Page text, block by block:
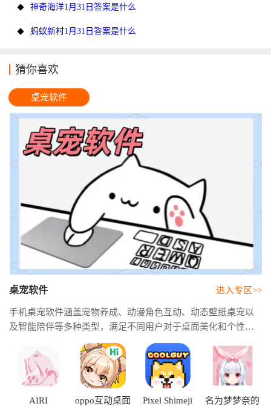
神奇海洋1月31日答案是什么
蚂蚁新村1月31日答案是什么
猜你喜欢
桌宠软件
桌宠软件
手机桌宠软件涵盖宠物养成、动漫角色互动、动态壁纸桌宠以
及智能陪伴等多种类型，满足不同用户对于桌面美化和个性化
设置的需求。桌宠软件推荐让大家轻松找到心仪的桌宠应用。
桌宠软件二次元资源，拥有丰富的动漫角色形象和趣味互动玩
法，为你的手机桌面增添更多活力与乐趣。
进入专区>>
AIRI
oppo互动桌面
Pixel Shimeji
名为梦梦奈的